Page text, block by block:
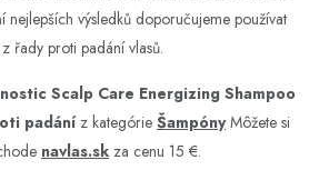
nejlepších výsledků doporučujeme používat
řady proti padání vlasů.
Scalp Care Energizing Shampoo
padáníz kategórie ŠampónyMôžete si
navlas.sk za cenu 15 €.